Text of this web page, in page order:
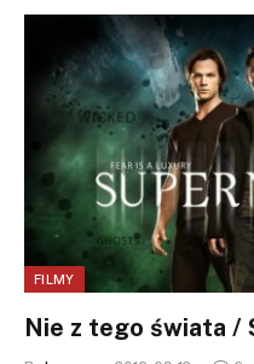
FILMY
Nie z tego świata /